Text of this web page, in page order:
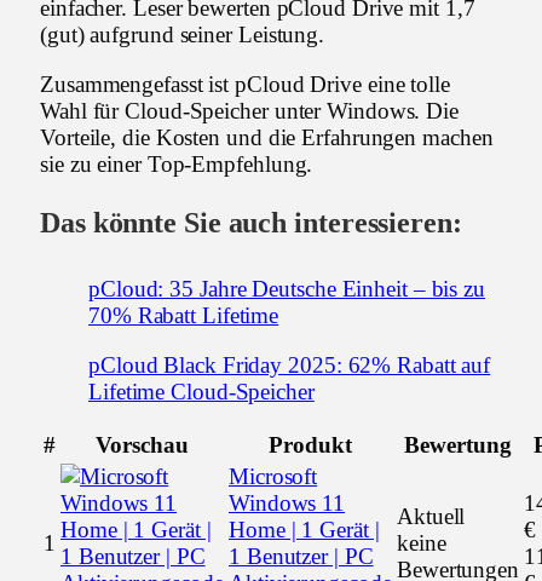
einfacher. Leser bewerten pCloud Drive mit 1,7
(gut) aufgrund seiner Leistung.
Zusammengefasst ist pCloud Drive eine tolle
Wahl für Cloud-Speicher unter Windows. Die
Vorteile, die Kosten und die Erfahrungen machen
sie zu einer Top-Empfehlung.
Das könnte Sie auch interessieren:
pCloud: 35 Jahre Deutsche Einheit – bis zu
70% Rabatt Lifetime
pCloud Black Friday 2025: 62% Rabatt auf
Lifetime Cloud-Speicher
# Vorschau Produkt Bewertung
1
Microsoft
Windows 11
Home | 1 Gerät |
1 Benutzer | PC
Aktuell
keine
Bewertungen
€